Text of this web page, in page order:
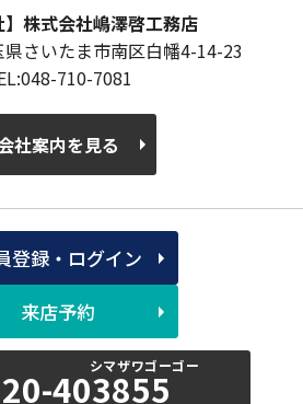
】株式会社嶋澤啓工務店
さいたま市南区白幡4-14-23
710-7081
社案内を見る
登録・ログイン
来店予約
403855